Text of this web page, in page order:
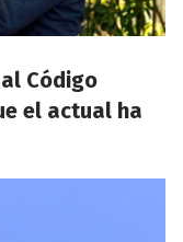
Código
el actual ha